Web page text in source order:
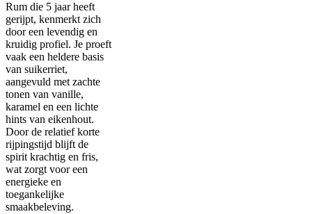
Rum die 5 jaar heeft
gerijpt, kenmerkt zich
door een levendig en
kruidig profiel. Je proeft
vaak een heldere basis
van suikerriet,
aangevuld met zachte
tonen van vanille,
karamel en een lichte
hints van eikenhout.
Door de relatief korte
rijpingstijd blijft de
spirit krachtig en fris,
wat zorgt voor een
energieke en
toegankelijke
smaakbeleving.